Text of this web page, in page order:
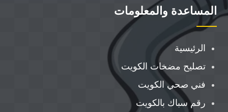
المساعدة والمعلومات
الرئيسية
تصليح مضخات الكويت
فني صحي الكويت
رقم سباك بالكويت